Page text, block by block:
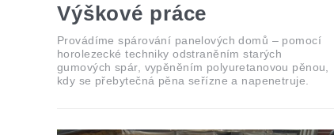
Výškové práce
Provádíme spárování panelových domů – pomocí
horolezecké techniky odstraněním starých
gumových spár, vypěněním polyuretanovou pěnou,
kdy se přebytečná pěna seřízne a napenetruje.